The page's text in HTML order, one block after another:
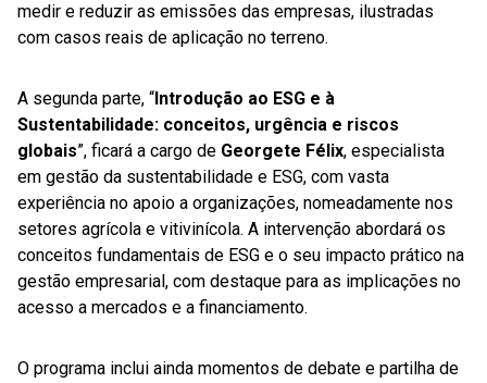
medir e reduzir as emissões das empresas, ilustradas
com casos reais de aplicação no terreno.
A segunda parte, “ Introdução ao ESG e à
Sustentabilidade: conceitos, urgência e riscos
globais”, ficará a cargo de Georgete Félix, especialista
em gestão da sustentabilidade e ESG, com vasta
experiência no apoio a organizações, nomeadamente nos
setores agrícola e vitivinícola. A intervenção abordará os
conceitos fundamentais de ESG e o seu impacto prático na
gestão empresarial, com destaque para as implicações no
acesso a mercados e a financiamento.
O programa inclui ainda momentos de debate e partilha de